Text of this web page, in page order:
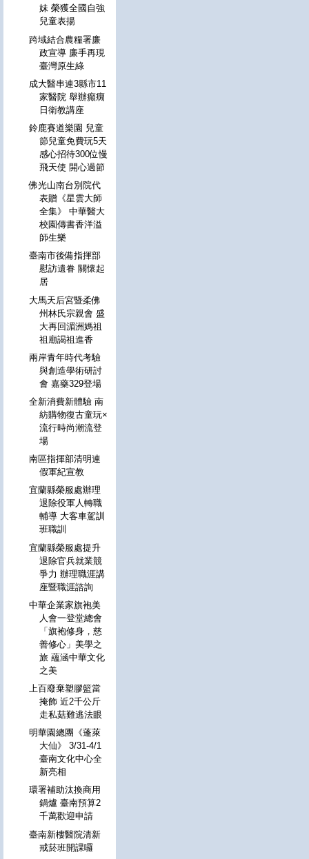
妹 榮獲全國自強
兒童表揚
跨域結合農糧署廉
政宣導 廉手再現
臺灣原生綠
成大醫串連3縣市11
家醫院 舉辦癲癇
日衛教講座
鈴鹿賽道樂園 兒童
節兒童免費玩5天
感心招待300位慢
飛天使 開心過節
佛光山南台別院代
表贈《星雲大師
全集》 中華醫大
校園傳書香洋溢
師生樂
臺南市後備指揮部
慰訪遺眷 關懷起
居
大馬天后宮暨柔佛
州林氏宗親會 盛
大再回湄洲媽祖
祖廟謁祖進香
兩岸青年時代考驗
與創造學術研討
會 嘉藥329登場
全新消費新體驗 南
紡購物復古童玩×
流行時尚潮流登
場
南區指揮部清明連
假軍紀宣教
宜蘭縣榮服處辦理
退除役軍人轉職
輔導 大客車駕訓
班職訓
宜蘭縣榮服處提升
退除官兵就業競
爭力 辦理職涯講
座暨職涯諮詢
中華企業家旗袍美
人會一登堂總會
「旗袍修身，慈
善修心」美學之
旅 蘊涵中華文化
之美
上百廢棄塑膠籃當
掩飾 近2千公斤
走私菇難逃法眼
明華園總團《蓬萊
大仙》 3/31-4/1
臺南文化中心全
新亮相
環署補助汰換商用
鍋爐 臺南預算2
千萬歡迎申請
臺南新樓醫院清新
戒菸班開課囉